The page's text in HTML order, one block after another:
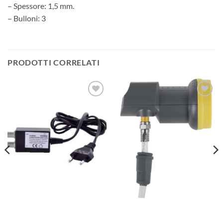
– Spessore: 1,5 mm.
– Bulloni: 3
PRODOTTI CORRELATI
ALLA
LISTA DEI
DESIDERI
AGGIUNGI
ALLA
LISTA DEI
DESIDERI